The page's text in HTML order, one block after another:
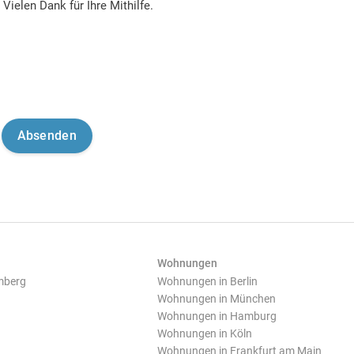
Vielen Dank für Ihre Mithilfe.
Wohnungen
Wohnungen in Berlin
Wohnungen in München
Wohnungen in Hamburg
Wohnungen in Köln
Wohnungen in Frankfurt am Main